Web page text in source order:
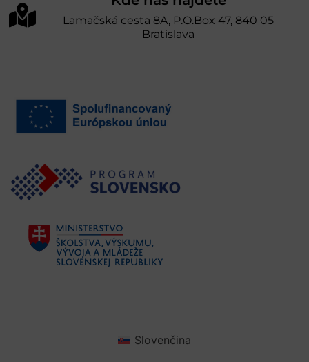
Lamačská cesta 8A, P.O.Box 47, 840 05
Bratislava
Slovenčina